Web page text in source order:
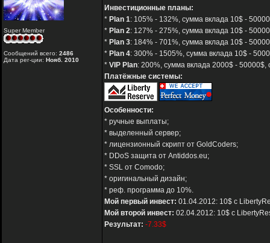
Super Member
Сообщений всего: 2486
Дата рег-ции: Нояб. 2010
Инвестиционные планы:
* Plan 1: 105% - 132%, сумма вклада 10$ -
* Plan 2: 127% - 275%, сумма вклада 10$ -
* Plan 3: 184% - 701%, сумма вклада 10$ -
* Plan 4: 300% - 1505%, сумма вклада 10$ -
* VIP Plan: 200%, сумма вклада 2000$ - 50000$,
Платёжные системы:
Особенности:
* ручные выплаты;
* выделенный сервер;
* лицензионный скрипт от GoldCoders;
* DDoS защита от Antiddos.eu;
* SSL от Comodo;
* оригинальный дизайн;
* реф. программа до 10%.
Мой первый инвест: 01.04.2012: 10$ с
Мой второй инвест: 02.04.2012: 10$ с
Результат: -7.33$